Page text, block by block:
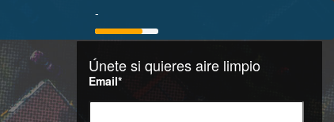
-
Únete si quieres aire limpio
Email*